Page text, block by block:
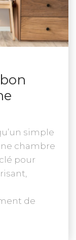
simple
chambre
pour
de